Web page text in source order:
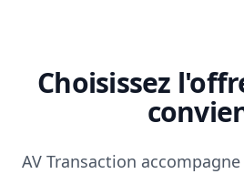
Choisissez
AV Transaction